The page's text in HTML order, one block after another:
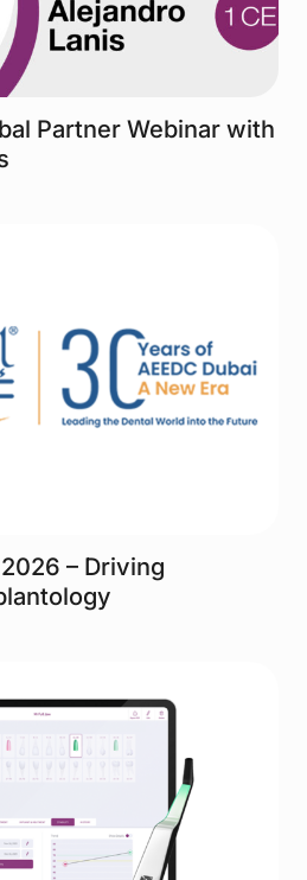
Partner Webinar with
– Driving